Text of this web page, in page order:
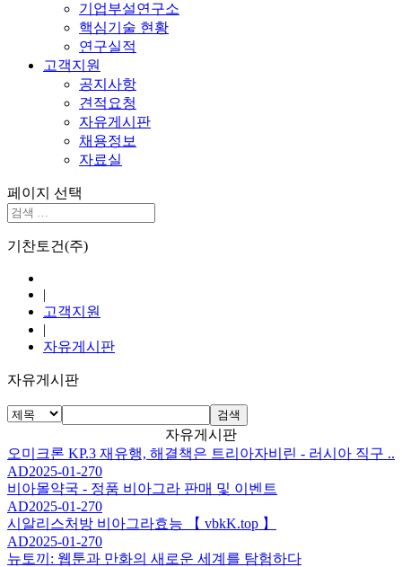
기업부설연구소
핵심기술 현황
연구실적
고객지원
공지사항
견적요청
자유게시판
채용정보
자료실
페이지 선택
기찬토건(주)
|
고객지원
|
자유게시판
자유게시판
검색
자유게시판
오미크론 KP.3 재유행, 해결책은 트리아자비린 - 러시아 직구 ..
AD2025-01-270
비아몰약국 - 정품 비아그라 판매 및 이벤트
AD2025-01-270
시알리스처방 비아그라효능 【 vbkK.top 】
AD2025-01-270
뉴토끼: 웹툰과 만화의 새로운 세계를 탐험하다